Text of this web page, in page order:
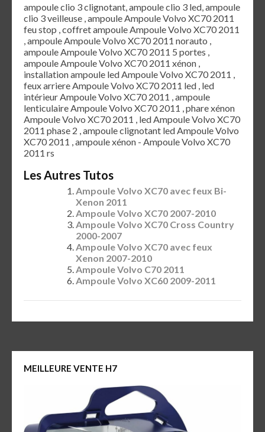
ampoule clio 3 clignotant, ampoule clio 3 led, ampoule
clio 3 veilleuse , ampoule Ampoule Volvo XC70 2011
feu stop , coffret ampoule Ampoule Volvo XC70 2011
, ampoule Ampoule Volvo XC70 2011 norauto ,
ampoule Ampoule Volvo XC70 2011 5 portes ,
ampoule Ampoule Volvo XC70 2011 xénon ,
installation ampoule led Ampoule Volvo XC70 2011 ,
feux arriere Ampoule Volvo XC70 2011 led , led
intérieur Ampoule Volvo XC70 2011 , ampoule
lenticulaire Ampoule Volvo XC70 2011 , phare xénon
Ampoule Volvo XC70 2011 , led Ampoule Volvo XC70
2011 phase 2 , ampoule clignotant led Ampoule Volvo
XC70 2011 , ampoule xénon - Ampoule Volvo XC70
2011 rs
Les Autres Tutos
Ampoule Volvo XC70 avec feux Bi-
Xenon 2011
Ampoule Volvo XC70 2007-2010
Ampoule Volvo XC70 Cross Country
2000-2007
Ampoule Volvo XC70 avec feux
Xenon 2007-2010
Ampoule Volvo C70 2011
Ampoule Volvo XC60 2009-2011
MEILLEURE VENTE H7